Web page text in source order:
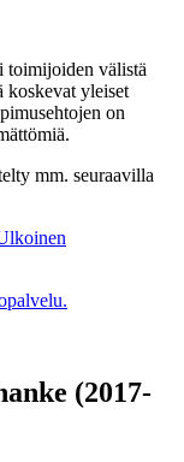
toimijoiden välistä
koskevat yleiset
on
mm. seuraavilla
(2017-